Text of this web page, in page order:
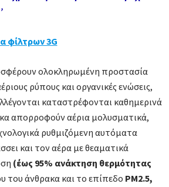
φίλτρων 3G
ολοκληρωμένη προστασία
ρύπους και οργανικές ενώσεις,
καταστρέφονται καθημερινά
απορροφούν αέρια μολυσματικά,
ρυθμιζόμενη αυτόματα
και τον αέρα με θεαματικά
(έως 95% ανάκτηση θερμότητας
του άνθρακα και το επίπεδο PM2.5,